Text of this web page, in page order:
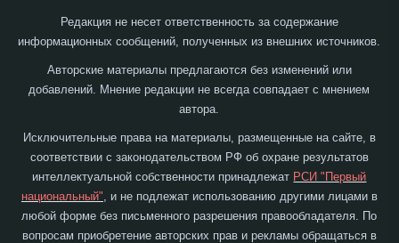
Редакция не несет ответственность за содержание
информационных сообщений, полученных из внешних источников.
Авторские материалы предлагаются без изменений или
добавлений. Мнение редакции не всегда совпадает с мнением
автора.
Исключительные права на материалы, размещенные на сайте, в
соответствии с законодательством РФ об охране результатов
интеллектуальной собственности принадлежат РСИ "Первый
национальный" , и не подлежат использованию другими лицами в
любой форме без письменного разрешения правообладателя. По
вопросам приобретение авторских прав и рекламы обращаться в